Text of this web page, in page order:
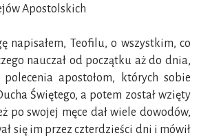
Apostolskich
napisałem, Teofilu, o wszystkim, co
nauczał od początku aż do dnia,
apostołom, których sobie
Świętego, a potem został wzięty
po swojej męce dał wiele dowodów,
się im przez czterdzieści dni i mówił